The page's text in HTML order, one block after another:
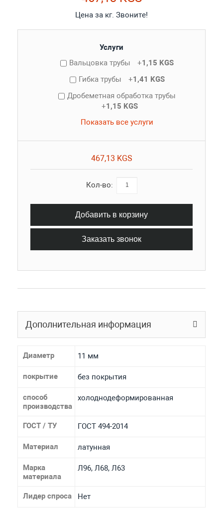
Цена за кг. Звоните!
Услуги
Вальцовка трубы
+1,15 KGS
Гибка трубы
+1,41 KGS
Дробеметная обработка трубы
+1,15 KGS
Показать все услуги
467,13 KGS
Кол-во:
Добавить в корзину
Заказать звонок
Дополнительная информация
Диаметр 11 мм
покрытие без покрытия
способ
производства
холоднодеформированная
ГОСТ / ТУ ГОСТ 494-2014
Материал латунная
Марка
материала
Л96, Л68, Л63
Лидер спроса Нет